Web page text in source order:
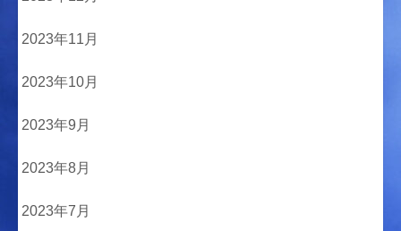
2023年11月
2023年10月
2023年9月
2023年8月
2023年7月